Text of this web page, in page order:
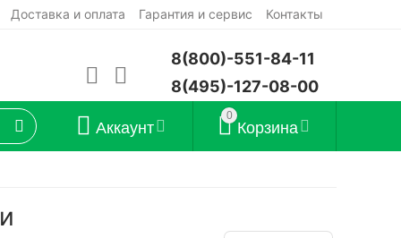
Доставка и оплата Гарантия и сервис Контакты
8(800)-551-84-11
8(495)-127-08-00
0 Корзина
Аккаунт